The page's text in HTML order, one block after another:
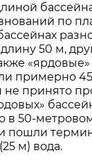
по
50 м,
примерно
не принято
в 50-
пошли
м) вода.